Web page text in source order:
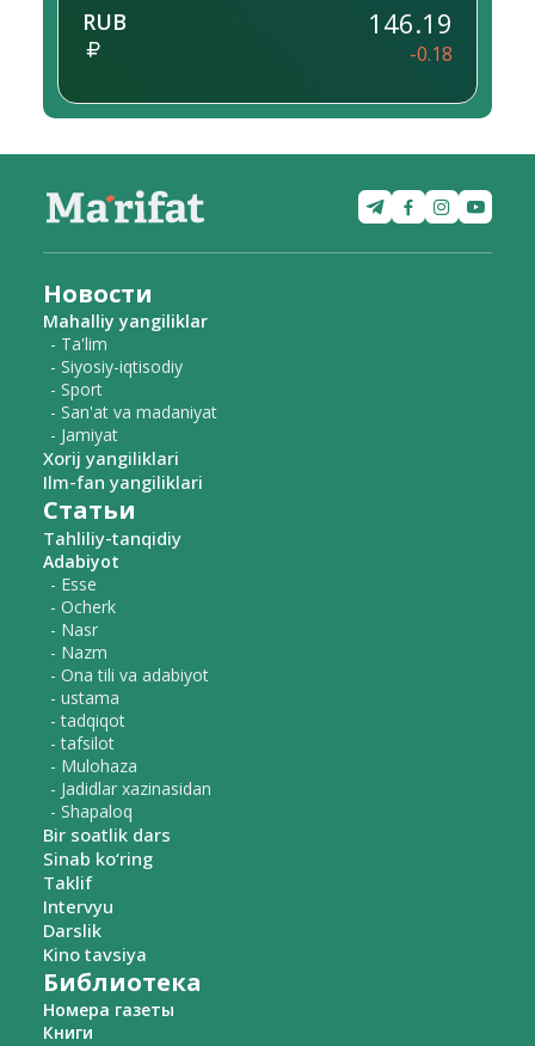
RUB 146.19
-0.18
Новости
Mahalliy yangiliklar
- Ta'lim
- Siyosiy-iqtisodiy
- Sport
- San'at va madaniyat
- Jamiyat
Xorij yangiliklari
Ilm-fan yangiliklari
Статьи
Tahliliy-tanqidiy
Adabiyot
- Esse
- Ocherk
- Nasr
- Nazm
- Ona tili va adabiyot
- ustama
- tadqiqot
- tafsilot
- Mulohaza
- Jadidlar xazinasidan
- Shapaloq
Bir soatlik dars
Sinab ko‘ring
Taklif
Intervyu
Darslik
Kino tavsiya
Библиотека
Номера газеты
Книги